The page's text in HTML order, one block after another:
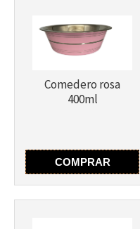
Comedero rosa
400ml
COMPRAR
Más info